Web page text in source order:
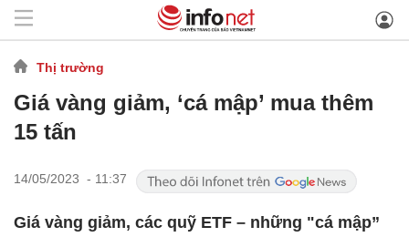
Thị trường
Giá vàng giảm, ‘cá mập’ mua thêm
15 tấn
14/05/2023 - 11:37
Giá vàng giảm, các quỹ ETF – những "cá mập”